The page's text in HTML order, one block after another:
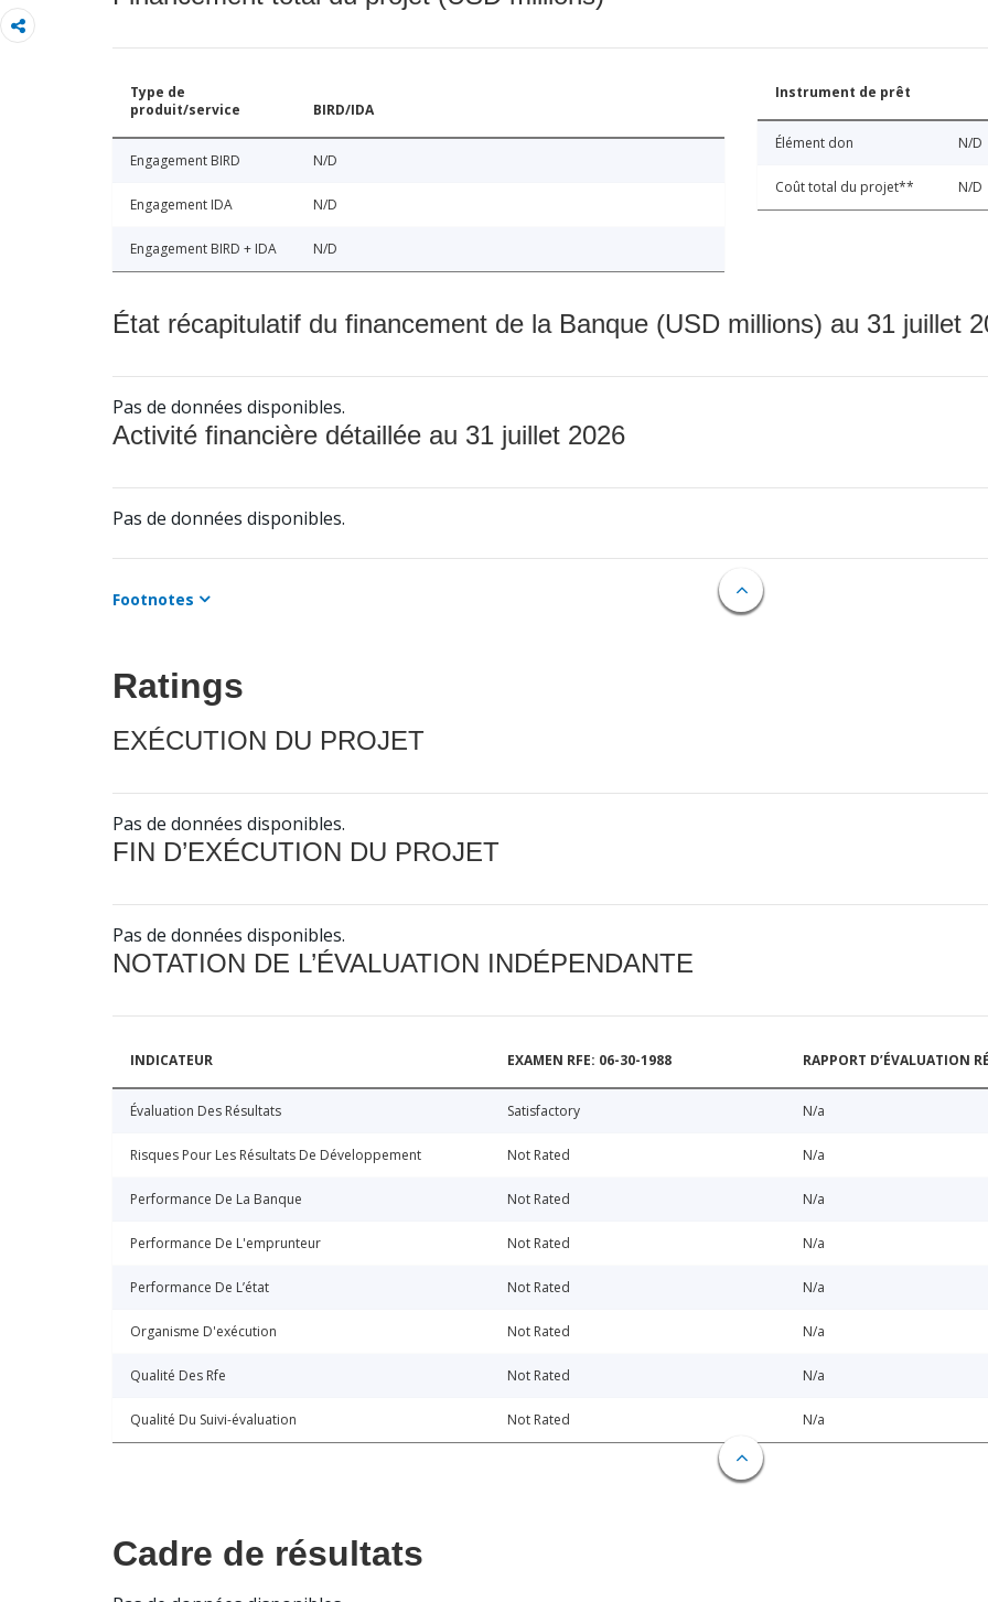
Type de
produit/service
BIRD/IDA
Engagement BIRD N/D
Engagement IDA N/D
Engagement BIRD + IDA N/D
Instrument de prêt
Élément don N/D
Coût total du projet** N/D
État récapitulatif du financement de la Banque (USD millions) au 31 juillet
Pas de données disponibles.
Activité financière détaillée au 31 juillet 2026
Pas de données disponibles.
Footnotes
Ratings
EXÉCUTION DU PROJET
Pas de données disponibles.
FIN D’EXÉCUTION DU PROJET
Pas de données disponibles.
NOTATION DE L’ÉVALUATION INDÉPENDANTE
INDICATEUR EXAMEN RFE: 06-30-1988 RAPPORT D’ÉVALUATION
Évaluation Des Résultats Satisfactory N/a
Risques Pour Les Résultats De Développement Not Rated N/a
Performance De La Banque Not Rated N/a
Performance De L'emprunteur Not Rated N/a
Performance De L’état Not Rated N/a
Organisme D'exécution Not Rated N/a
Qualité Des Rfe Not Rated N/a
Qualité Du Suivi-évaluation Not Rated N/a
Cadre de résultats